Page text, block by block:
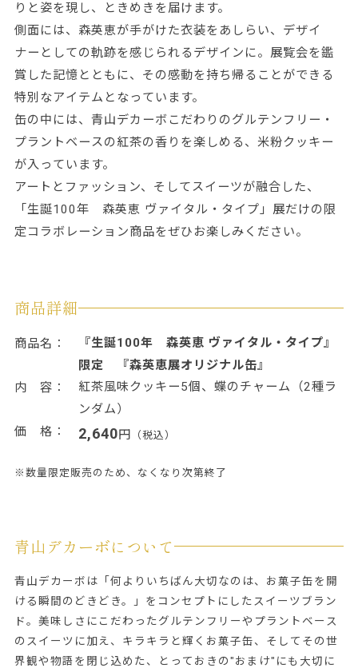
りと姿を現し、ときめきを届けます。
側面には、森英恵が手がけた衣装をあしらい、デザイ
ナーとしての軌跡を感じられるデザインに。展覧会を鑑
賞した記憶とともに、その感動を持ち帰ることができる
特別なアイテムとなっています。
缶の中には、青山デカーボこだわりのグルテンフリー・
プラントベースの紅茶の香りを楽しめる、米粉クッキー
が入っています。
アートとファッション、そしてスイーツが融合した、
「生誕100年 森英恵 ヴァイタル・タイプ」展だけの限
定コラボレーション商品をぜひお楽しみください。
商品詳細
商品名：
『生誕100年 森英恵 ヴァイタル・タイプ』
限定 『森英恵展オリジナル缶』
内 容：
紅茶風味クッキー5個、蝶のチャーム（2種ラ
ンダム）
価 格：
2,640円 （税込）
※数量限定販売のため、なくなり次第終了
青山デカーボについて
青山デカーボは「何よりいちばん大切なのは、お菓子缶を開
ける瞬間のどきどき。」をコンセプトにしたスイーツブラン
ド。美味しさにこだわったグルテンフリーやプラントベース
のスイーツに加え、キラキラと輝くお菓子缶、そしてその世
界観や物語を閉じ込めた、とっておきの"おまけ"にも大切に